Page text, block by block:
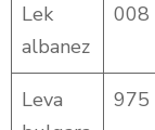
Lek
albanez
008
Leva
975